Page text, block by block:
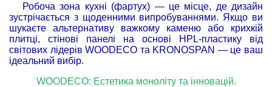
Робоча зона кухні (фартух) — це місце, де дизайн
зустрічається з щоденними випробуваннями. Якщо ви
шукаєте альтернативу важкому каменю або крихкій
плитці, стінові панелі на основі HPL-пластику від
світових лідерів WOODECO та KRONOSPAN — це ваш
ідеальний вибір.
WOODECO: Естетика моноліту та інновацій.